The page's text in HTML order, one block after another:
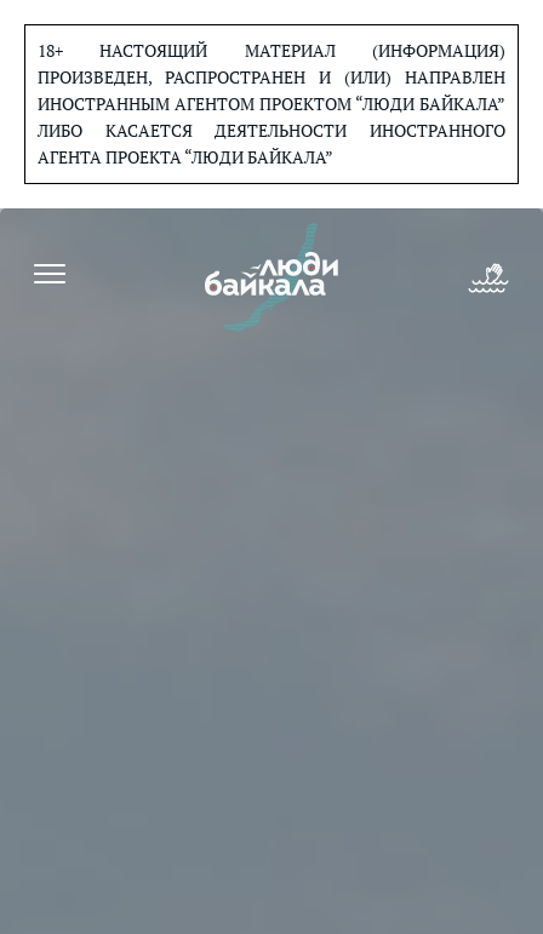
содержанию
18+ НАСТОЯЩИЙ МАТЕРИАЛ (ИНФОРМАЦИЯ)
ПРОИЗВЕДЕН, РАСПРОСТРАНЕН И (ИЛИ) НАПРАВЛЕН
ИНОСТРАННЫМ АГЕНТОМ ПРОЕКТОМ “ЛЮДИ БАЙКАЛА”
ЛИБО КАСАЕТСЯ ДЕЯТЕЛЬНОСТИ ИНОСТРАННОГО
АГЕНТА ПРОЕКТА “ЛЮДИ БАЙКАЛА”